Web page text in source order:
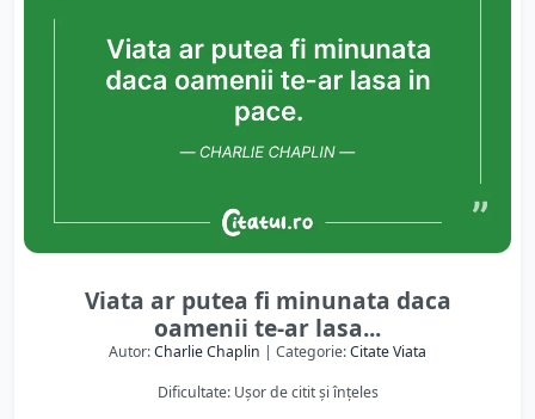
Viata ar putea fi minunata daca
oamenii te-ar lasa...
Autor:Charlie Chaplin | Categorie:Citate Viata
Dificultate: Ușor de citit și înțeles